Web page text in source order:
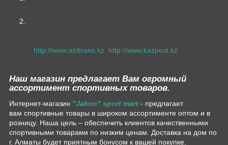
http://www.abttrans.kz http://www.kazpost.kz
Наш магазин предлагает Вам огромный
ассортимент спортивных товаров.
Интернет-магазин "Jakon" sport mart - предлагает
вам спортивные товары в широком ассортименте оптом и в
розницу. Наша цель – обеспечить клиентов качественными
спортивными товарами по низким ценам. Доставка на дом по
г. Алматы будет приятным бонусом к вашей покупке.